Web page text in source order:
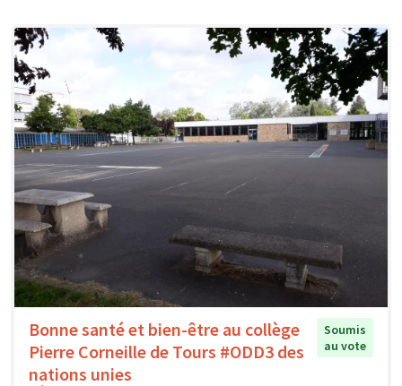
Bonne santé et bien-être au collège
Pierre Corneille de Tours #ODD3 des
nations unies
Soumis
au vote